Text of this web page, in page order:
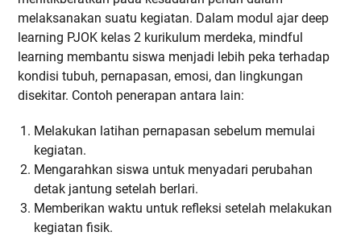
melaksanakan suatu kegiatan. Dalam modul ajar deep
learning PJOK kelas 2 kurikulum merdeka, mindful
learning membantu siswa menjadi lebih peka terhadap
kondisi tubuh, pernapasan, emosi, dan lingkungan
disekitar. Contoh penerapan antara lain:
Melakukan latihan pernapasan sebelum memulai
kegiatan.
Mengarahkan siswa untuk menyadari perubahan
detak jantung setelah berlari.
Memberikan waktu untuk refleksi setelah melakukan
kegiatan fisik.